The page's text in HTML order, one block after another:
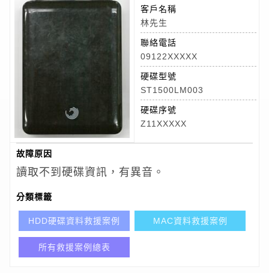
客戶名稱
林先生
聯絡電話
09122XXXXX
硬碟型號
ST1500LM003
硬碟序號
Z11XXXXX
故障原因
讀取不到硬碟資訊，有異音。
分類標籤
HDD硬碟資料救援案例 MAC資料救援案例
所有救援案例總表